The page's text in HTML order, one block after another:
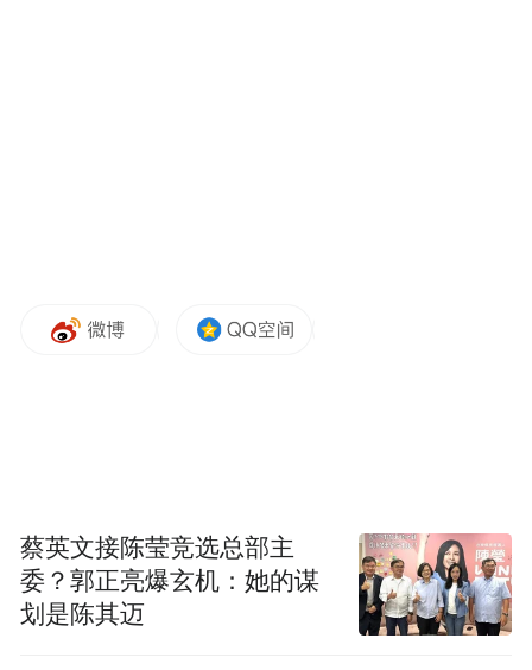
家电视台的记者。受父母的熏陶，他从小就
蔡英文接陈莹竞选总部主
委？郭正亮爆玄机：她的谋
划是陈其迈